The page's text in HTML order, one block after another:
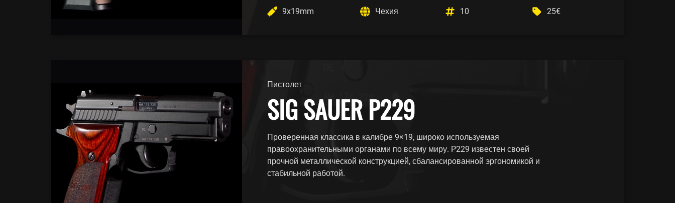
9x19mm Чехия 10 25€
Пистолет
SIG SAUER P229
Проверенная классика в калибре 9×19, широко используемая
правоохранительными органами по всему миру. P229 известен своей
прочной металлической конструкцией, сбалансированной эргономикой и
стабильной работой.